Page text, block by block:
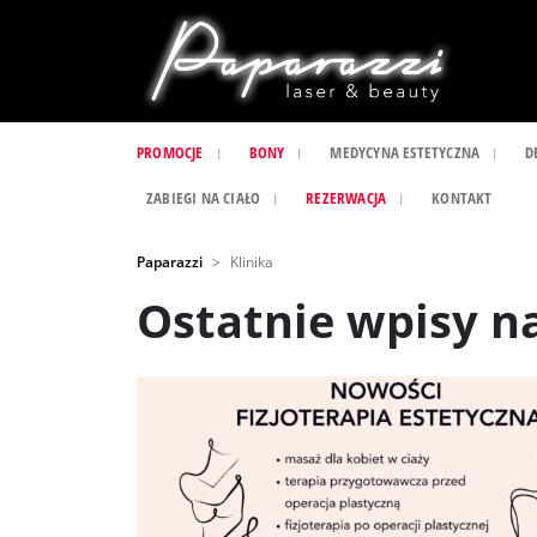
PROMOCJE BONY MEDYCYNA ESTETYCZNA
ZABIEGI NA CIAŁO REZERWACJA KONTAKT
Paparazzi Klinika
Ostatnie wpisy